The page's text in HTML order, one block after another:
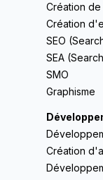
Création
Création
SEO
SEA
SMO
Graphisme
Création